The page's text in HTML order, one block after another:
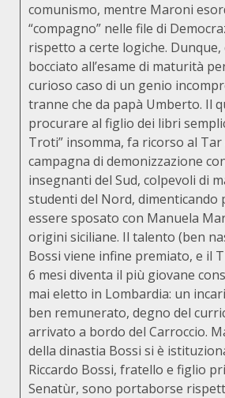
comunismo, mentre Maroni
“compagno” nelle file di
rispetto a certe logiche.
bocciato all’esame di maturità
curioso caso di un genio
tranne che da papà Umberto. Il
procurare al figlio dei libri
Troti” insomma, fa ricorso al Tar
campagna di demonizzazione
insegnanti del Sud, colpevoli di
studenti del Nord, dimenticando
essere sposato con Manuela
origini siciliane. Il talento (ben
Bossi viene infine premiato, e il
6 mesi diventa il più giovane
mai eletto in Lombardia: un
ben remunerato, degno del
arrivato a bordo del Carroccio.
della dinastia Bossi si è
Riccardo Bossi, fratello e figlio
Senatùr, sono portaborse